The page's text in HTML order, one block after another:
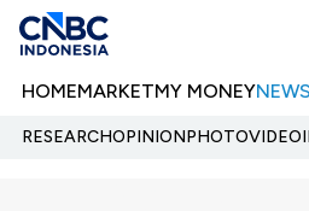
HOMEMARKETMY MONEYNEWS
RESEARCHOPINIONPHOTOVIDEO